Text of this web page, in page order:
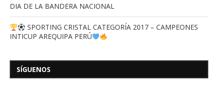
DIA DE LA BANDERA NACIONAL
SPORTING CRISTAL CATEGORÍA 2017 – CAMPEONES
INTICUP AREQUIPA PERÚ
SÍGUENOS